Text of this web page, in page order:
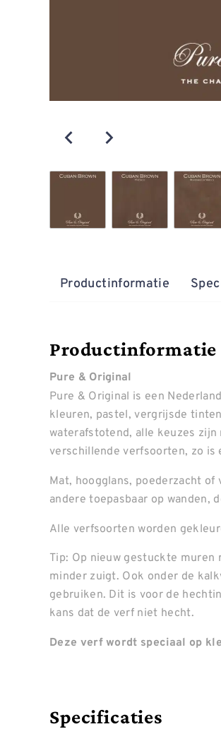
Productinformatie
Productinformatie
Pure & Original
Pure & Original is een
kleuren, pastel, vergrijsde
waterafstotend, alle keuzes
verschillende verfsoorten, zo
Mat, hoogglans, poederzacht
andere toepasbaar op wanden,
Alle verfsoorten worden
Tip: Op nieuw gestuckte muren
minder zuigt. Ook onder de
gebruiken. Dit is voor de
kans dat de verf niet hecht.
Deze verf wordt speciaal op
Specificaties